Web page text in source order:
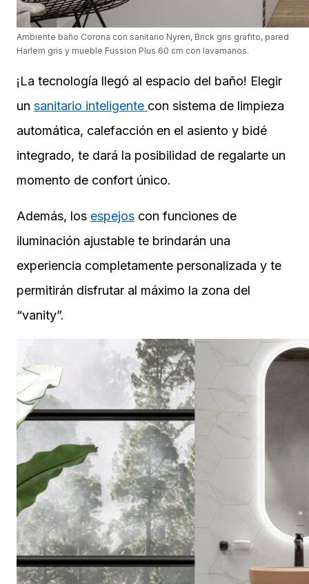
Ambiente baño Corona con sanitario Nyren, Brick gris grafito, pared
Harlem gris y mueble Fussion Plus 60 cm con lavamanos.
¡La tecnología llegó al espacio del baño! Elegir
un sanitario inteligente con sistema de limpieza
automática, calefacción en el asiento y bidé
integrado, te dará la posibilidad de regalarte un
momento de confort único.
Además, los espejos con funciones de
iluminación ajustable te brindarán una
experiencia completamente personalizada y te
permitirán disfrutar al máximo la zona del
“vanity”.